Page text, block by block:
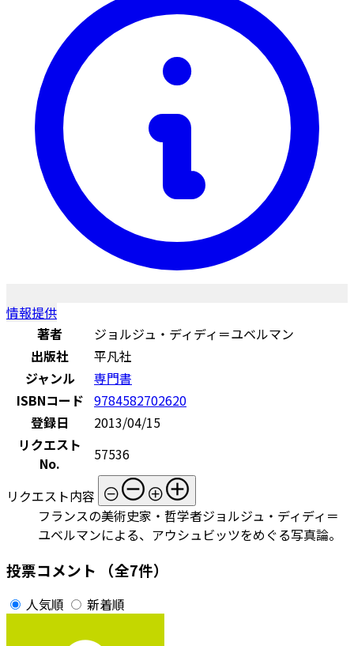
情報提供
著者
ジョルジュ・ディディ＝ユベルマン
出版社
平凡社
ジャンル
専門書
ISBNコード 9784582702620
登録日
2013/04/15
リクエスト
No.
57536
リクエスト内容
フランスの美術史家・哲学者ジョルジュ・ディディ＝
ユベルマンによる、アウシュビッツをめぐる写真論。
投票コメント （全7件）
人気順 新着順